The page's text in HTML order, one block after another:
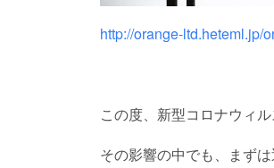
http://orange-ltd.heteml.jp/
この度、新型コロナウィ
その影響の中でも、まず